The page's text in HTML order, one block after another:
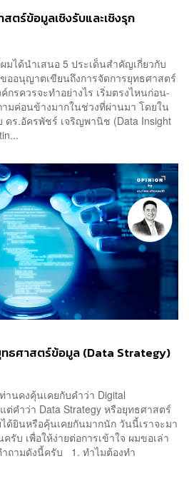
ตร์ข้อมูลเชิงรับและเชิงรุก
มได้นำเสนอ 5 ประเด็นสำคัญเกี่ยวกับ
ออนุญาตเขียนถึงการจัดการยุทธศาสตร์
กรควรจะทำอย่างไร เริ่มตรงไหนก่อน-
มค่อนข้างมากในช่วงที่ผ่านมา โดยใน
ร.อัครพัชร์ เจริญพานิช (Data Insight
ธศาสตร์ข้อมูล (Data Strategy)
นคงคุ้นเคยกับคำว่า Digital
ต่คำว่า Data Strategy หรือยุทธศาสตร์
ด้ยินหรือคุ้นเคยกันมากนัก วันนี้เราจะมา
รับ เพื่อให้ง่ายต่อการเข้าใจ ผมขอเล่า
ถามดังนี้ครับ 1. ทำไมต้องทำ